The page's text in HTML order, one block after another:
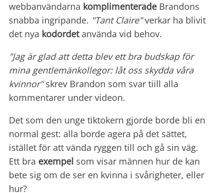
webbanvändarna komplimenterade Brandons
snabba ingripande. "Tant Claire"verkar ha blivit
det nya kodordetanvända vid behov.
"Jag är glad att detta blev ett bra budskap för
mina gentlemänkollegor: låt oss skydda våra
kvinnor"skrev Brandon som svar tiill alla
kommentarer under videon.
Det som den unge tiktokern gjorde borde bli en
normal gest: alla borde agera på det sättet,
istället för att vända ryggen till och gå sin väg.
Ett bra exempel som visar männen hur de kan
bete sig om de ser en kvinna i svårigheter, eller
hur?